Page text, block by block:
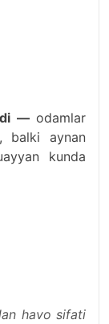
— odamlar
balki aynan
kunda
havo sifati